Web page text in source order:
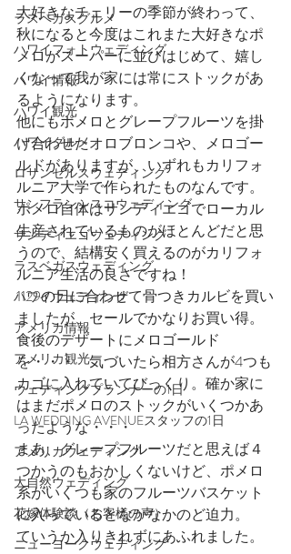
ラスベガスグルメ
ハワイフォトウェディング
ハワイ情報
ハワイ観光
ハワイグルメ
ロサンゼルスウェディング
サンフランシスコウェディング
サンディエゴウェディング
ラスベガスウェディング
ハワイウェディング
アメリカ情報
アメリカ観光
ウェディングプランナーの1日
LA WEDDING AVENUEスタッフの1日
アメリカウェディング
大自然ウェディング
花嫁体験談（お客様の声）
ニューヨークウェディング
大好きなチェリーの季節が終わって、
秋になると今度はこれまた大好きなポ
メロがスーパーに並びはじめて、嬉し
くなって我が家には常にストックがあ
るようになります。
他にもポメロとグレープフルーツを掛
け合わせたオロブロンコや、メロゴー
ルドがありますが、いずれもカリフォ
ルニア大学で作られたものなんです。
ポメロ自体はサンディエゴでローカル
生産されているものがほとんどだと思
うので、結構安く買えるのがカリフォ
ルニア生活の良さですね！
1129の日に合わせて骨つきカルビを買い
ましたが、セールでかなりお買い得。
食後のデザートにメロゴールド
を・・・　気づいたら相方さんが4つも
カゴに入れていてびっくり。確か家に
はまだポメロのストックがいくつかあ
ったような・・・
まあ、グレープフルーツだと思えば４
つかうのもおかしくないけど、ポメロ
系がいくつも家のフルーツバスケット
に入っているとなかなかのど迫力。
ていうか入りきれずにあふれました。